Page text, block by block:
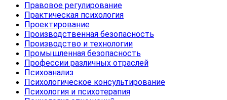
Правовое регулирование
Практическая психология
Проектирование
Производственная безопасность
Производство и технологии
Промышленная безопасность
Профессии различных отраслей
Психоанализ
Психологическое консультирование
Психология и психотерапия